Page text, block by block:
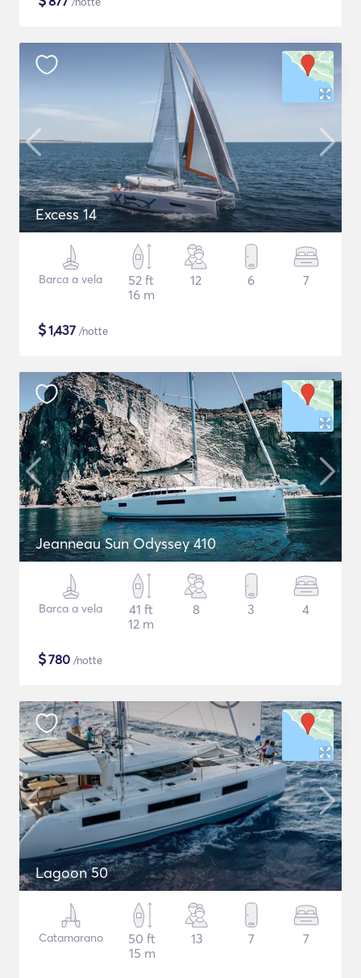
Excess 14
Barca a vela
52 ft
16 m
12 6 7
$1,437 /notte
Jeanneau Sun Odyssey 410
Barca a vela
41 ft
12 m
8 3 4
$780 /notte
Lagoon 50
Catamarano
50 ft
15 m
13 7 7